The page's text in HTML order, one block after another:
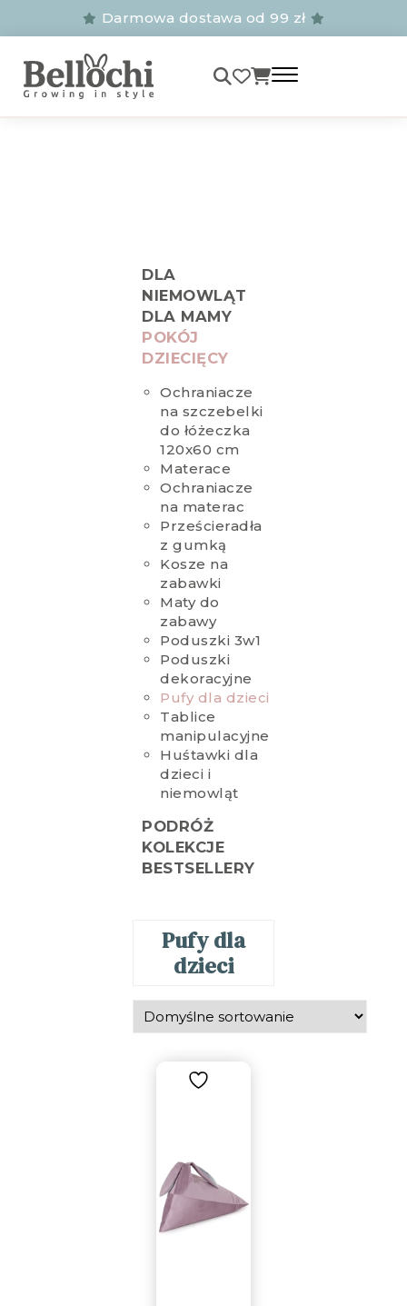
Darmowa dostawa od 99 zł
DLA
NIEMOWLĄT
DLA MAMY
POKÓJ
DZIECIĘCY
Ochraniacze
na szczebelki
do łóżeczka
120x60 cm
Materace
Ochraniacze
na materac
Prześcieradła
z gumką
Kosze na
zabawki
Maty do
zabawy
Poduszki 3w1
Poduszki
dekoracyjne
Pufy dla dzieci
Tablice
manipulacyjne
Huśtawki dla
dzieci i
niemowląt
PODRÓŻ
KOLEKCJE
BESTSELLERY
Pufy dla
dzieci